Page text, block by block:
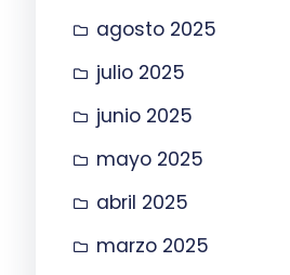
agosto 2025
julio 2025
junio 2025
mayo 2025
abril 2025
marzo 2025